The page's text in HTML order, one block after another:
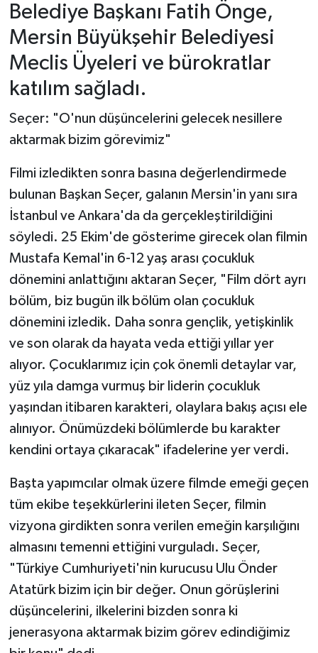
Belediye Başkanı Fatih Önge,
Mersin Büyükşehir Belediyesi
Meclis Üyeleri ve bürokratlar
katılım sağladı.
Seçer: "O'nun düşüncelerini gelecek nesillere
aktarmak bizim görevimiz"
Filmi izledikten sonra basına değerlendirmede
bulunan Başkan Seçer, galanın Mersin'in yanı sıra
İstanbul ve Ankara'da da gerçekleştirildiğini
söyledi. 25 Ekim'de gösterime girecek olan filmin
Mustafa Kemal'in 6-12 yaş arası çocukluk
dönemini anlattığını aktaran Seçer, "Film dört ayrı
bölüm, biz bugün ilk bölüm olan çocukluk
dönemini izledik. Daha sonra gençlik, yetişkinlik
ve son olarak da hayata veda ettiği yıllar yer
alıyor. Çocuklarımız için çok önemli detaylar var,
yüz yıla damga vurmuş bir liderin çocukluk
yaşından itibaren karakteri, olaylara bakış açısı ele
alınıyor. Önümüzdeki bölümlerde bu karakter
kendini ortaya çıkaracak" ifadelerine yer verdi.
Başta yapımcılar olmak üzere filmde emeği geçen
tüm ekibe teşekkürlerini ileten Seçer, filmin
vizyona girdikten sonra verilen emeğin karşılığını
almasını temenni ettiğini vurguladı. Seçer,
"Türkiye Cumhuriyeti'nin kurucusu Ulu Önder
Atatürk bizim için bir değer. Onun görüşlerini
düşüncelerini, ilkelerini bizden sonra ki
jenerasyona aktarmak bizim görev edindiğimiz